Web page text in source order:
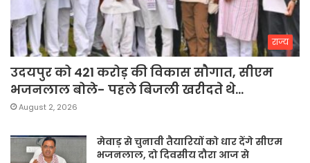
राज्य
उदयपुर को 421 करोड़ की विकास सौगात, सीएम
भजनलाल बोले- पहले बिजली खरीदते थे…
August 2, 2026
मेवाड़ से चुनावी तैयारियों को धार देंगे सीएम
भजनलाल, दो दिवसीय दौरा आज से